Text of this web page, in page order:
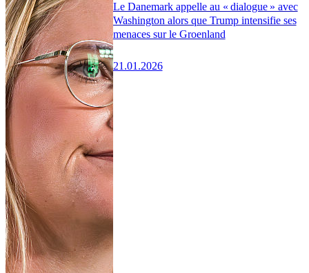
Le Danemark appelle au « dialogue » avec
Washington alors que Trump intensifie ses
menaces sur le Groenland
21.01.2026